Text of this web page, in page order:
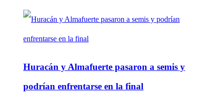
Huracán y Almafuerte pasaron a semis y
podrían enfrentarse en la final